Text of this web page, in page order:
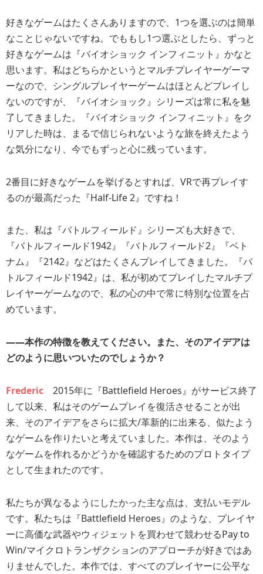
好きなゲームはたくさんありますので、1つを選ぶのは簡単
なことじゃないですね。でももし1つ選ぶとしたら、ずっと
好きなゲームは『バイオショック インフィニット』かなと
思います。私はどちらかというとマルチプレイヤーゲーマ
ーなので、シングルプレイヤーゲームはほとんどプレイし
ないのですが、『バイオショック』シリーズは常に私を魅
了してきました。『バイオショック インフィニット』をク
リアした時は、まるで信じられないような旅を終えたよう
な気分になり、今でもずっと心に残っています。
2番目に好きなゲームを挙げるとすれば、VRで再プレイす
るのが最高だった『Half-Life 2』ですね！
また、私は『バトルフィールド』シリーズも大好きで、
『バトルフィールド1942』『バトルフィールド2』『ベト
ナム』『2142』などはたくさんプレイしてきました。『バ
トルフィールド1942』は、私が初めてプレイしたマルチプ
レイヤーゲームなので、私の心の中で常に特別な位置を占
めています。
――本作の特徴を教えてください。また、そのアイデアは
どのように思いついたのでしょうか？
Frederic 2015年に『Battlefield Heroes』がサービス終了
して以来、私はそのゲームプレイを復活させることが出
来、そのアイデアをさらに拡大/革新的に出来る、似たよう
なゲームを作りたいと考えていました。本作は、そのよう
なゲームを作れるかどうかを確認するためのプロトタイプ
として生まれたのです。
私たちが異なるようにしたかった主な点は、支払いモデル
です。私たちは『Battlefield Heroes』のような、プレイヤ
ーに高価な武器やウィジェットを買わせて競わせるPay to
Win/マイクロトランザクションのアプローチが好きではあ
りませんでした。本作では、すべてのプレイヤーに公平な